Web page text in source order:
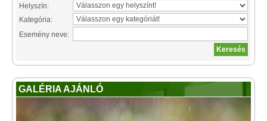
Helyszín:
Kategória:
Esemény neve:
GALÉRIA AJÁNLÓ